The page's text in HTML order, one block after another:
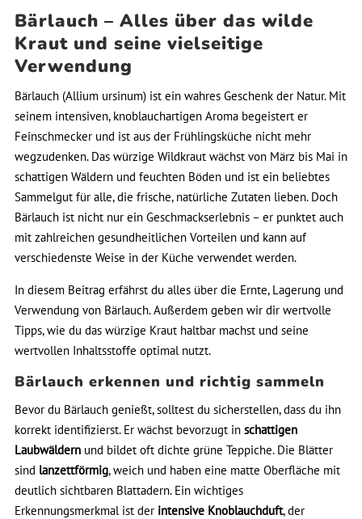
Bärlauch – Alles über das wilde
Kraut und seine vielseitige
Verwendung
Bärlauch (Allium ursinum) ist ein wahres Geschenk der Natur. Mit
seinem intensiven, knoblauchartigen Aroma begeistert er
Feinschmecker und ist aus der Frühlingsküche nicht mehr
wegzudenken. Das würzige Wildkraut wächst von März bis Mai in
schattigen Wäldern und feuchten Böden und ist ein beliebtes
Sammelgut für alle, die frische, natürliche Zutaten lieben. Doch
Bärlauch ist nicht nur ein Geschmackserlebnis – er punktet auch
mit zahlreichen gesundheitlichen Vorteilen und kann auf
verschiedenste Weise in der Küche verwendet werden.
In diesem Beitrag erfährst du alles über die Ernte, Lagerung und
Verwendung von Bärlauch. Außerdem geben wir dir wertvolle
Tipps, wie du das würzige Kraut haltbar machst und seine
wertvollen Inhaltsstoffe optimal nutzt.
Bärlauch erkennen und richtig sammeln
Bevor du Bärlauch genießt, solltest du sicherstellen, dass du ihn
korrekt identifizierst. Er wächst bevorzugt in schattigen
Laubwäldernund bildet oft dichte grüne Teppiche. Die Blätter
sind lanzettförmig, weich und haben eine matte Oberfläche mit
deutlich sichtbaren Blattadern. Ein wichtiges
Erkennungsmerkmal ist der intensive Knoblauchduft, der